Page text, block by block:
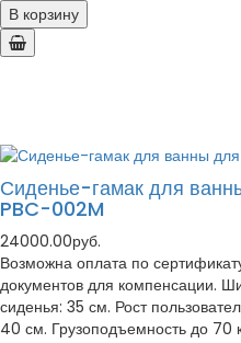
В корзину
Сиденье-гамак для
PBC-002M
24000.00руб.
Возможна оплата по
документов для компенсации.
сиденья: 35 см. Рост
40 см. Грузоподъемность до 70